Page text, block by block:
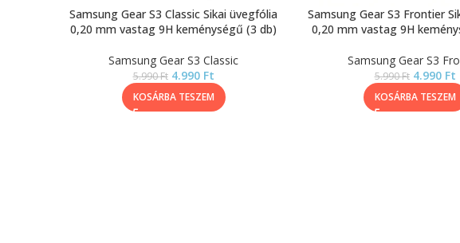
Samsung Gear S3 Classic Sikai üvegfólia
0,20 mm vastag 9H keménységű (3 db)
Samsung Gear S3 Classic
5.990Ft 4.990 Ft
KOSÁRBA TESZEM
Samsung Gear S3 Frontier
0,20 mm vastag 9H
Samsung Gear S3
5.990Ft 4.990 Ft
KOSÁRBA TESZEM